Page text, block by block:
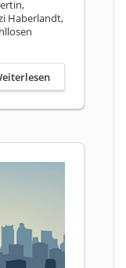
Haberlandt,